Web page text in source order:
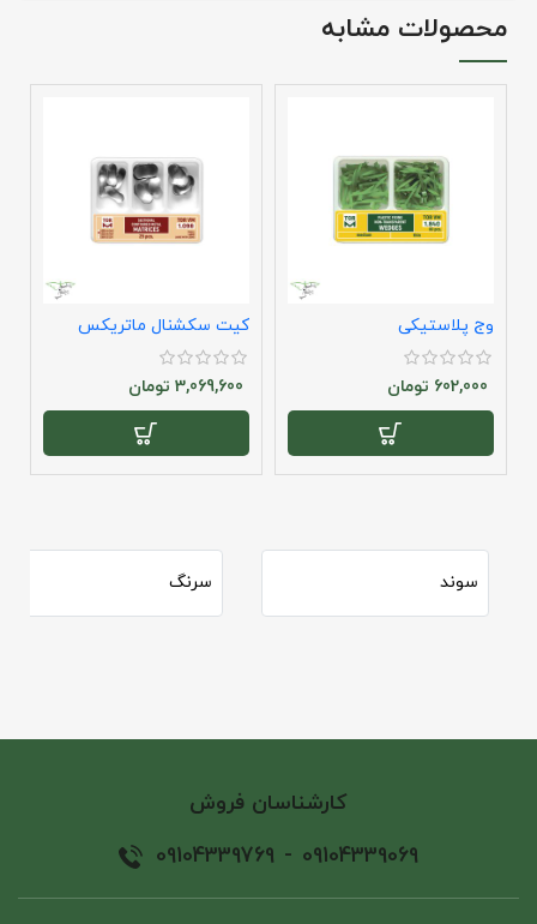
محصولات مشابه
وج پلاستیکی
602,000 تومان
کیت سکشنال ماتریکس
تیتانیومی
3,069,600 تومان
سوند سرنگ
کارشناسان فروش
09104339069
-
09104339769